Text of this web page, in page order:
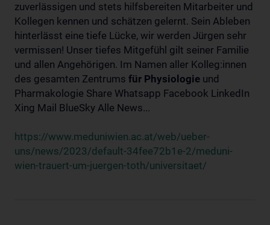
zuverlässigen und stets hilfsbereiten Mitarbeiter und
Kollegen kennen und schätzen gelernt. Sein Ableben
hinterlässt eine tiefe Lücke, wir werden Jürgen sehr
vermissen! Unser tiefes Mitgefühl gilt seiner Familie
und allen Angehörigen. Im Namen aller Kolleg:innen
des gesamten Zentrums für Physiologie und
Pharmakologie Share Whatsapp Facebook LinkedIn
Xing Mail BlueSky Alle News...
https://www.meduniwien.ac.at/web/ueber-
uns/news/2023/default-34fee72b1e-2/meduni-
wien-trauert-um-juergen-toth/universitaet/